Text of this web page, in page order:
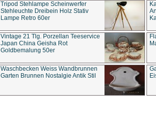
Tripod Stehlampe Scheinwerfer
Stehleuchte Dreibein Holz Stativ
Lampe Retro 60er
Vintage 21 Tlg. Porzellan Teeservice
Japan China Geisha Rot
Goldbemalung 50er
Waschbecken Weiss Wandbrunnen
Garten Brunnen Nostalgie Antik Stil